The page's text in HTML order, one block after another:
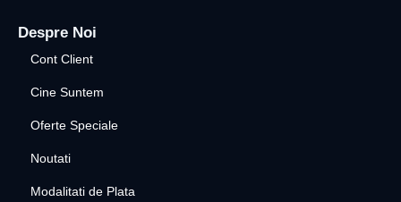
Despre Noi
Cont Client
Cine Suntem
Oferte Speciale
Noutati
Modalitati de Plata